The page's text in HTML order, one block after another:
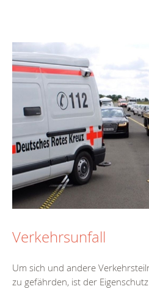
Verkehrsunfall
Um sich und andere
zu gefährden, ist der